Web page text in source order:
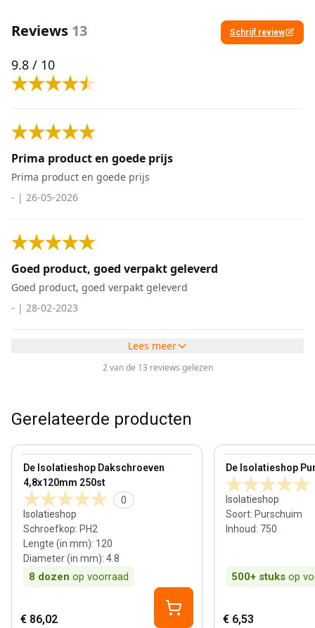
Reviews 13 Schrijf review
9.8 / 10
Prima product en goede prijs
Prima product en goede prijs
- | 26-05-2026
Goed product, goed verpakt geleverd
Goed product, goed verpakt geleverd
- | 28-02-2023
Lees meer
2 van de 13 reviews gelezen
Gerelateerde producten
De Isolatieshop Dakschroeven
4,8x120mm 250st
0
Isolatieshop
Schroefkop: PH2
Lengte (in mm): 120
Diameter (in mm): 4.8
8 dozen op voorraad
View product
€ 86,02
De Isolatieshop
Isolatieshop
Soort: Purschuim
Inhoud: 750
500+ stuks op
View product
€ 6,53